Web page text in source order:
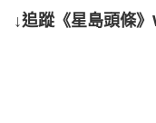
↓追蹤《星島頭條